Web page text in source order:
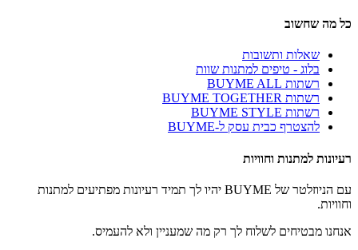
כל מה שחשוב
שאלות ותשובות
בלוג - טיפים למתנות שוות
רשתות BUYME ALL
רשתות BUYME TOGETHER
רשתות BUYME STYLE
להצטרף כבית עסק ל-BUYME
רעיונות למתנות וחוויות
עם הניוזלטר של BUYME יהיו לך תמיד רעיונות מפתיעים למתנות
וחוויות.
אנחנו מבטיחים לשלוח לך רק מה שמעניין ולא להעמיס.